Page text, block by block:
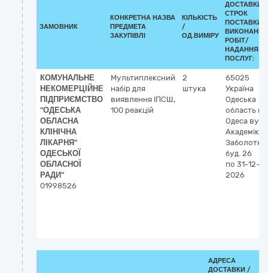
ЗАМОВНИК
КОНКРЕТНА НАЗВА
ПРЕДМЕТА
ЗАКУПІВЛІ
КІЛЬКІСТЬ
/
ОД.ВИМІРУ
ДОСТАВКИ /
СТРОК
ПОСТАВКИ/
ВИКОНАННЯ
РОБІТ/
НАДАННЯ
ПОСЛУГ:
КОМУНАЛЬНЕ
НЕКОМЕРЦІЙНЕ
ПІДПРИЄМСТВО
"ОДЕСЬКА
ОБЛАСНА
КЛІНІЧНА
ЛІКАРНЯ"
ОДЕСЬКОЇ
ОБЛАСНОЇ
РАДИ"
01998526
Мультиплексний
набір для
виявлення ІПСШ,
100 реакцій
2
штука
65025
Україна
Одеська
область м.
Одеса вул.
Академіка
буд. 26
по 31-12-
2026
АДРЕСА
ДОСТАВКИ /